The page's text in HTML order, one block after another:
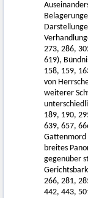
273, 286,
619),
158, 159,
von
weiterer
189, 190,
639, 657,
Gattenmord
breites
gegenüber
266, 281,
442, 443,